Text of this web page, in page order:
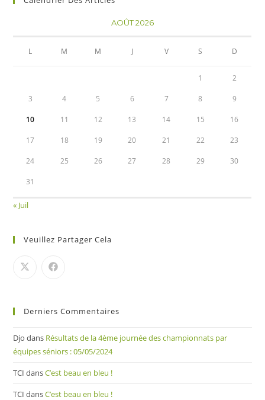
AOÛT 2026
L M M J V S D
1 2
3 4 5 6 7 8 9
10 11 12 13 14 15 16
17 18 19 20 21 22 23
24 25 26 27 28 29 30
31
« Juil
Veuillez Partager Cela
Derniers Commentaires
Djo dans Résultats de la 4ème journée des championnats par
équipes séniors : 05/05/2024
TCI dansC’est beau en bleu !
TCI dansC’est beau en bleu !